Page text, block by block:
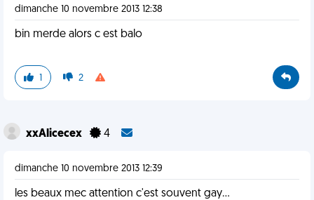
dimanche 10 novembre 2013 12:38
bin merde alors c est balo
1 2
xxAlicecex 4
dimanche 10 novembre 2013 12:39
les beaux mec attention c'est souvent gay...